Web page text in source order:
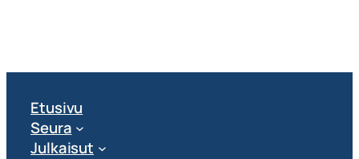
Etusivu
Seura
Julkaisut